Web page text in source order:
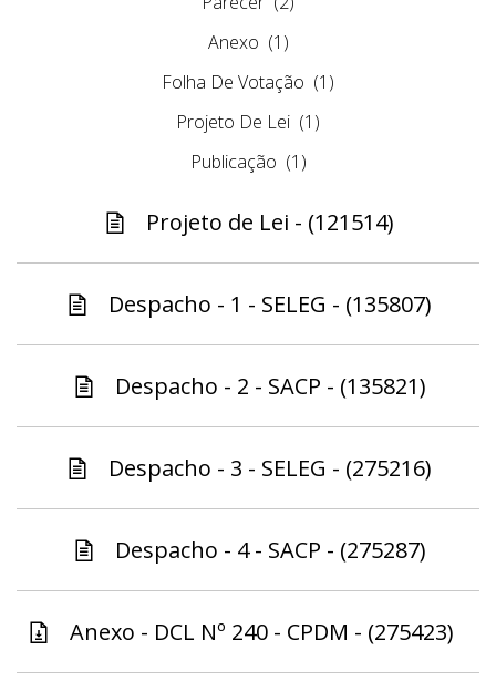
Anexo (1)
Folha De Votação (1)
Projeto De Lei (1)
Publicação (1)
Projeto de Lei - (121514)
Despacho - 1 - SELEG - (135807)
Despacho - 2 - SACP - (135821)
Despacho - 3 - SELEG - (275216)
Despacho - 4 - SACP - (275287)
Anexo - DCL Nº 240 - CPDM - (275423)